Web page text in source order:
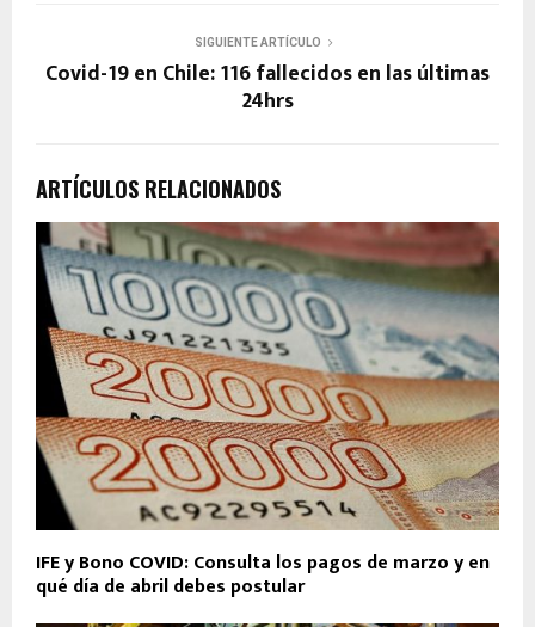
SIGUIENTE ARTÍCULO
Covid-19 en Chile: 116 fallecidos en las últimas
24hrs
ARTÍCULOS RELACIONADOS
IFE y Bono COVID: Consulta los pagos de marzo y en
qué día de abril debes postular